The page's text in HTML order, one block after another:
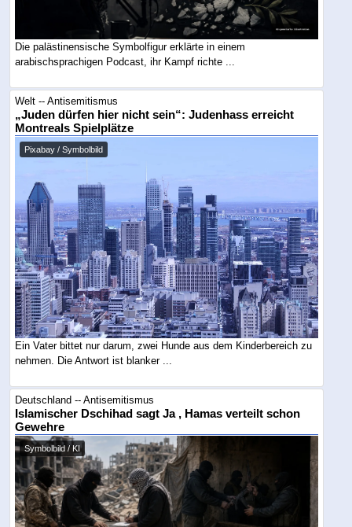
Die palästinensische Symbolfigur erklärte in einem
arabischsprachigen Podcast, ihr Kampf richte ...
Welt -- Antisemitismus
„Juden dürfen hier nicht sein“: Judenhass erreicht
Montreals Spielplätze
Pixabay / Symbolbild
Ein Vater bittet nur darum, zwei Hunde aus dem Kinderbereich zu
nehmen. Die Antwort ist blanker ...
Deutschland -- Antisemitismus
Islamischer Dschihad sagt Ja , Hamas verteilt schon
Gewehre
Symbolbild / KI